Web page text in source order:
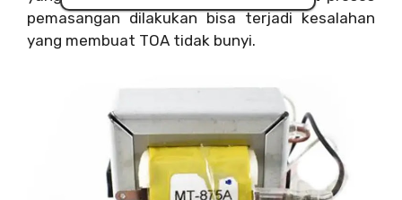
pemasangan dilakukan bisa terjadi kesalahan
yang membuat TOA tidak bunyi.